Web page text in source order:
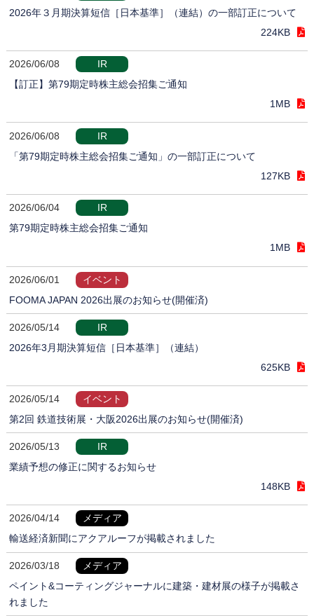
2026年３月期決算短信［日本基準］（連結）の一部訂正について
224KB
2026/06/08
IR
【訂正】第79期定時株主総会招集ご通知
1MB
2026/06/08
IR
「第79期定時株主総会招集ご通知」の一部訂正について
127KB
2026/06/04
IR
第79期定時株主総会招集ご通知
1MB
2026/06/01
イベント
FOOMA JAPAN 2026出展のお知らせ(開催済)
2026/05/14
IR
2026年3月期決算短信［日本基準］（連結）
625KB
2026/05/14
イベント
第2回 鉄道技術展・大阪2026出展のお知らせ(開催済)
2026/05/13
IR
業績予想の修正に関するお知らせ
148KB
2026/04/14
メディア
輸送経済新聞にアクアルーフが掲載されました
2026/03/18
メディア
ペイント&コーティングジャーナルに建築・建材展の様子が掲載さ
れました